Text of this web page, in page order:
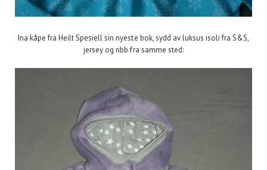
Ina kåpe fra Heilt Spesiell sin nyeste bok, sydd av luksus isoli fra S&S,
jersey og ribb fra samme sted: